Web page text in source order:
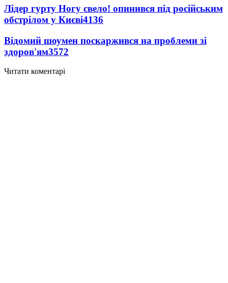
Лідер гурту Ногу свело! опинився під російським
обстрілом у Києві4136
Відомий шоумен поскаржився на проблеми зі
здоров'ям3572
Читати коментарі